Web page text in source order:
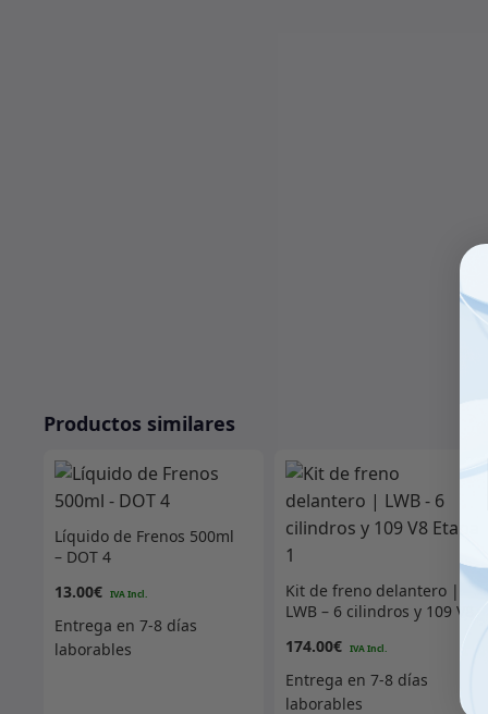
Productos similares
Líquido de Frenos 500ml
– DOT 4
13.00€
Kit de freno delantero |
LWB – 6 cilindros y 109 V8
174.00€